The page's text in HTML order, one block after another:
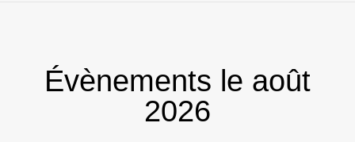
Évènements le août
2026